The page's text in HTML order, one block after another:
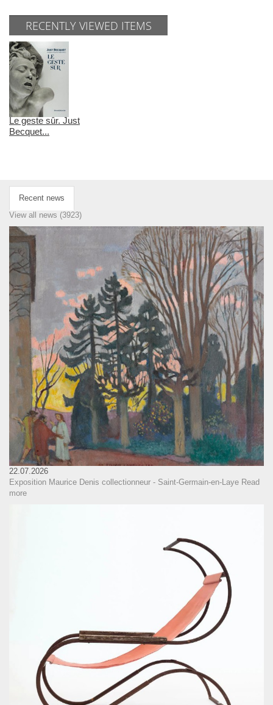
RECENTLY VIEWED ITEMS
Le geste sûr. Just
Becquet...
Recent news
View all news (3923)
22.07.2026
Exposition Maurice Denis collectionneur - Saint-Germain-en-Laye Read
more